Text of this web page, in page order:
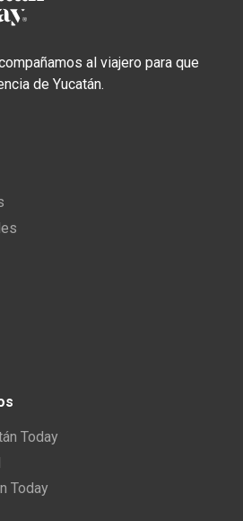
al viajero para que
de Yucatán.
Today
Today